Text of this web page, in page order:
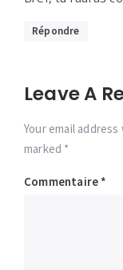
Répondre
Leave A
Your email
marked *
Commentaire *